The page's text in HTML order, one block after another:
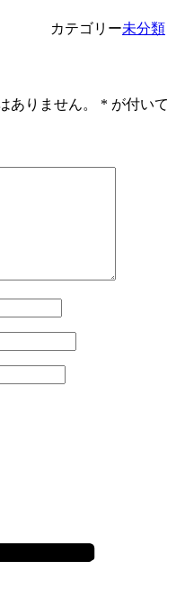
カテゴリー未分類
ありません。 * が付いて